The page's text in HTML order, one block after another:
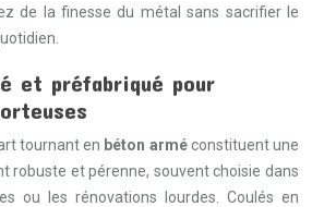
de la finesse du métal sans sacrifier le
et préfabriqué pour
tournant en béton arméconstituent une
robuste et pérenne, souvent choisie dans
ou les rénovations lourdes. Coulés en